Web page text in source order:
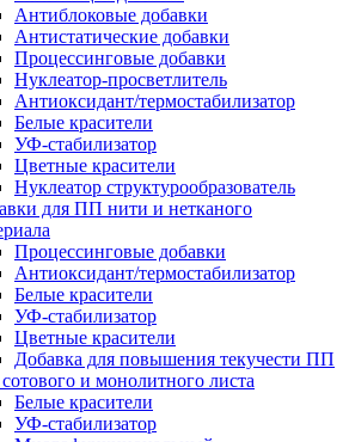
Антиблоковые добавки
Антистатические добавки
Процессинговые добавки
Нуклеатор-просветлитель
Антиоксидант/термостабилизатор
Белые красители
УФ-стабилизатор
Цветные красители
Нуклеатор структурообразователь
для ПП нити и нетканого
Процессинговые добавки
Антиоксидант/термостабилизатор
Белые красители
УФ-стабилизатор
Цветные красители
Добавка для повышения текучести ПП
и монолитного листа
Белые красители
УФ-стабилизатор